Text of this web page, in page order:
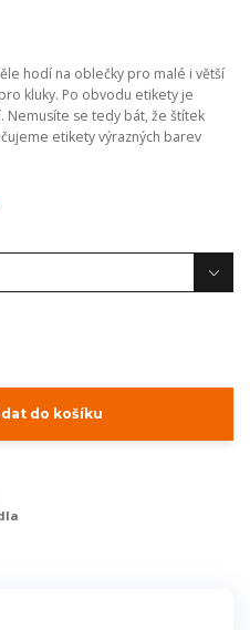
hodí na oblečky pro malé i větší
kluky. Po obvodu etikety je
Nemusíte se tedy bát, že štítek
etikety výrazných barev
do košíku